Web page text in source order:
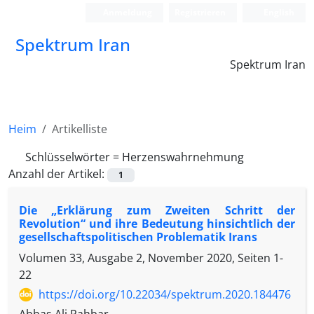
Spektrum Iran
Spektrum Iran
Heim
Artikelliste
Schlüsselwörter = Herzenswahrnehmung
Anzahl der Artikel:
1
Die „Erklärung zum Zweiten Schritt der
Revolution“ und ihre Bedeutung hinsichtlich der
gesellschaftspolitischen Problematik Irans
Volumen 33, Ausgabe 2, November 2020, Seiten 1-
22
https://doi.org/10.22034/spektrum.2020.184476